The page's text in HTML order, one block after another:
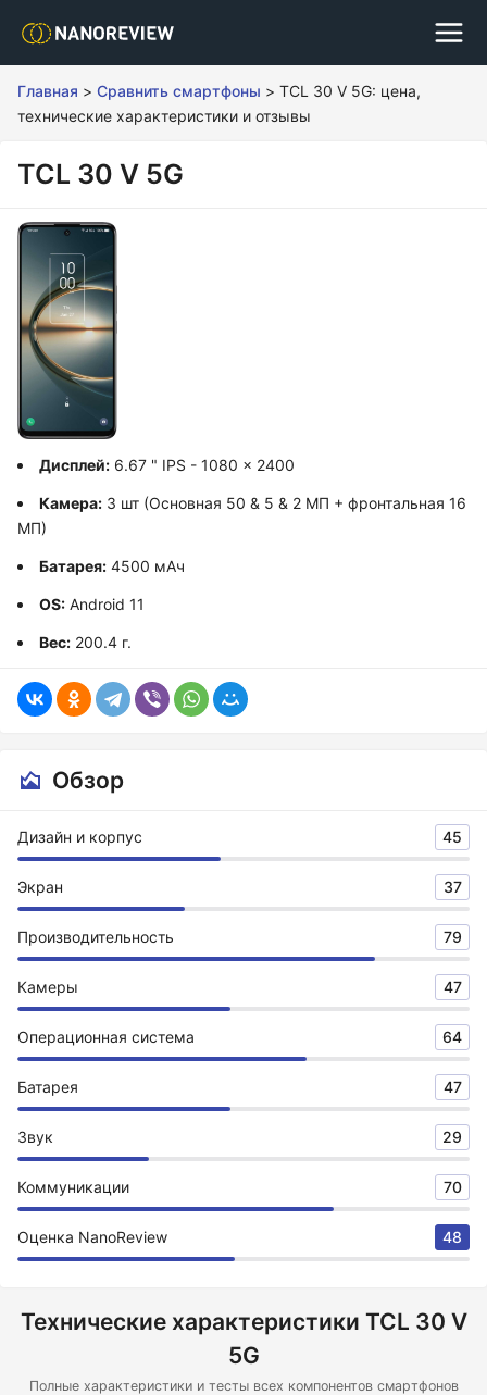
Главная > Сравнить смартфоны > TCL 30 V 5G: цена,
технические характеристики и отзывы
TCL 30 V 5G
Дисплей: 6.67 " IPS - 1080 x 2400
Камера: 3 шт (Основная 50 & 5 & 2 МП + фронтальная 16
МП)
Батарея: 4500 мАч
OS: Android 11
Вес: 200.4 г.
Обзор
Дизайн и корпус 45
Экран 37
Производительность 79
Камеры 47
Операционная система 64
Батарея 47
Звук 29
Коммуникации 70
Оценка NanoReview 48
Технические характеристики TCL 30 V
5G
Полные характеристики и тесты всех компонентов смартфонов